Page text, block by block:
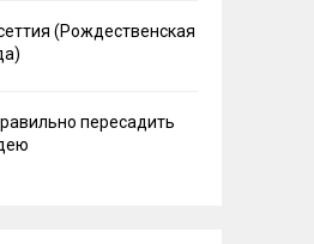
(Рождественская
пересадить